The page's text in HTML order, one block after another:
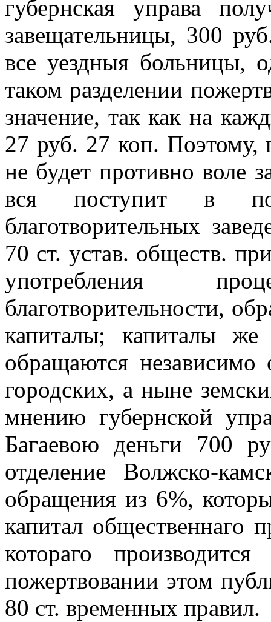
губернская управа
завещательницы, 300
все уездныя больницы,
таком разделении
значение, так как на
27 руб. 27 коп. Поэтому,
не будет противно воле
вся поступит в
благотворительных
70 ст. устав. обществ.
употребления
благотворительности,
капиталы; капиталы
обращаются
городских, а ныне
мнению губернской
Багаевою деньги 700
отделение Волжско-
обращения из 6%,
капитал общественнаго
котораго
пожертвовании этом
80 ст. временных правил.